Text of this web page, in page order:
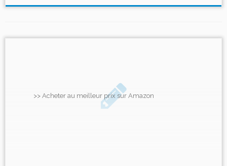
>> Acheter au meilleur prix sur Amazon